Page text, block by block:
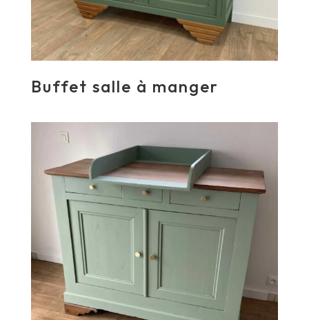
Buffet salle à manger